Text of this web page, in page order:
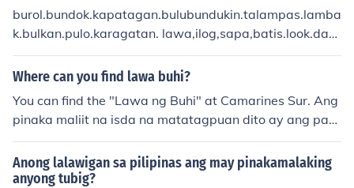
o - bahagi ito ng dagat.Lawa - isang anyong tubig na n
aliligiran ng lupa.Look - malaking bahagi ng katubigan
g papasok sa kalupaan.Bukal - tubig na nagmula sa ilal
im ng lupa.Kipot- makitid na daang-tubig na nag-uugn
ay sa dalawang malaking anyong tubig tulad ng dagat
o karagatan.Talon - matarik na pagbaba ng tubig sa is
maagos.Sapa - anyong tubig na dumadaloy.pakisagot
po yung tanung kohplsssssssanu-ano ang mahalagang
burol.bundok.kapatagan.bulubundukin.talampas.lamba
k.bulkan.pulo.karagatan. lawa,ilog,sapa,batis.look.dag
at.bukal
Where can you find lawa buhi?
You can find the "Lawa ng Buhi" at Camarines Sur. Ang
pinaka maliit na isda na matatagpuan dito ay ang pan
daca pygmae.
Anong lalawigan sa pilipinas ang may pinakamalaking
anyong tubig?